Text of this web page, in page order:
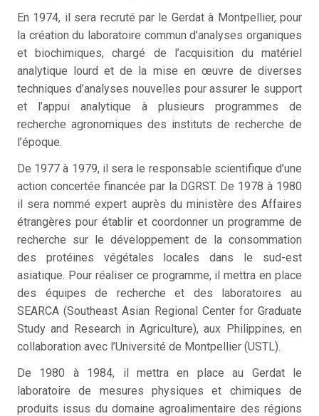
En 1974, il sera recruté par le Gerdat à Montpellier, pour
la création du laboratoire commun d’analyses organiques
et biochimiques, chargé de l’acquisition du matériel
analytique lourd et de la mise en œuvre de diverses
techniques d’analyses nouvelles pour assurer le support
et l’appui analytique à plusieurs programmes de
recherche agronomiques des instituts de recherche de
l’époque.
De 1977 à 1979, il sera le responsable scientifique d’une
action concertée financée par la DGRST. De 1978 à 1980
il sera nommé expert auprès du ministère des Affaires
étrangères pour établir et coordonner un programme de
recherche sur le développement de la consommation
des protéines végétales locales dans le sud-est
asiatique. Pour réaliser ce programme, il mettra en place
des équipes de recherche et des laboratoires au
SEARCA (Southeast Asian Regional Center for Graduate
Study and Research in Agriculture), aux Philippines, en
collaboration avec l’Université de Montpellier (USTL).
De 1980 à 1984, il mettra en place au Gerdat le
laboratoire de mesures physiques et chimiques de
produits issus du domaine agroalimentaire des régions